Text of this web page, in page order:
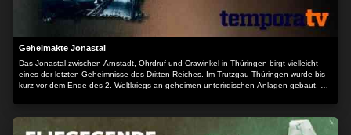
Geheimakte Jonastal
Das Jonastal zwischen Arnstadt, Ohrdruf und Crawinkel in Thüringen birgt vielleicht
eines der letzten Geheimnisse des Dritten Reiches. Im Trutzgau Thüringen wurde bis
kurz vor dem Ende des 2. Weltkriegs an geheimen unterirdischen Anlagen gebaut. Ein
Vergeltungswaffen V1 und V2. In der Literatur halten sich bis heute Gerüchte über ein
letztes "Führerhauptquartier" im Jonastal. Hohe NS Funktionäre und Militärs, wie
Reichbauernführer Richard W. Darré und Generalfeldmarschall Albert Kesselring. Die